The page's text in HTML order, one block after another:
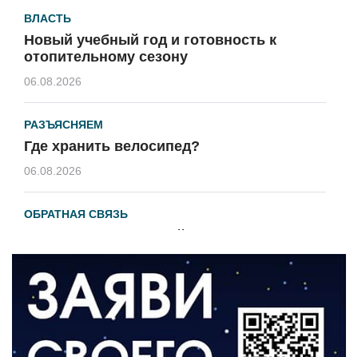
ВЛАСТЬ
Новый учебный год и готовность к
отопительному сезону
06.08.2026
РАЗЪЯСНЯЕМ
Где хранить велосипед?
06.08.2026
ОБРАТНАЯ СВЯЗЬ
Администрация онлайн
ВЛАСТЬ
День памяти и «Симфония народов»
06.08.2026